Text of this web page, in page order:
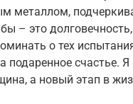
металлом,
– это
о тех
подаренное счастье.
а новый этап в